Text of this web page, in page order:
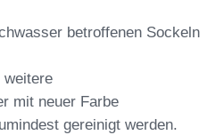
betroffenen Sockeln
weitere
mit neuer Farbe
gereinigt werden.